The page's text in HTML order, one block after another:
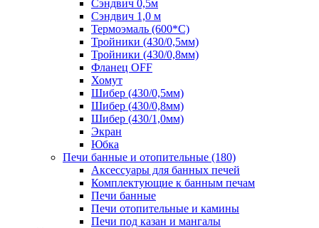
Сэндвич 0,5м
Сэндвич 1,0 м
Термоэмаль (600*С)
Тройники (430/0,5мм)
Тройники (430/0,8мм)
Фланец OFF
Хомут
Шибер (430/0,5мм)
Шибер (430/0,8мм)
Шибер (430/1,0мм)
Экран
Юбка
Печи банные и отопительные (180)
Аксессуары для банных печей
Комплектующие к банным печам
Печи банные
Печи отопительные и камины
Печи под казан и мангалы